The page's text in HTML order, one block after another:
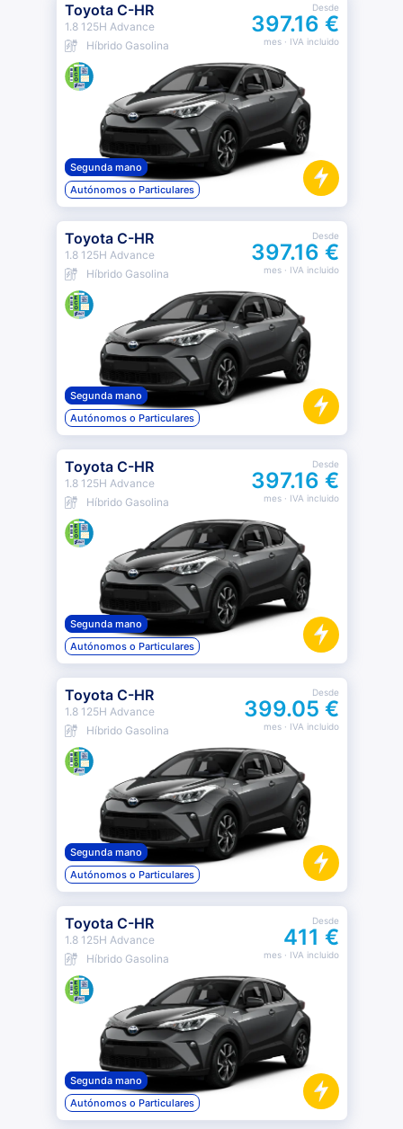
Toyota C-HR
1.8 125H Advance
Híbrido Gasolina
Desde
397.16 €
mes· IVA incluido
Segunda mano
Autónomos o Particulares
Toyota C-HR
1.8 125H Advance
Híbrido Gasolina
Desde
397.16 €
mes· IVA incluido
Segunda mano
Autónomos o Particulares
Toyota C-HR
1.8 125H Advance
Híbrido Gasolina
Desde
397.16 €
mes· IVA incluido
Segunda mano
Autónomos o Particulares
Toyota C-HR
1.8 125H Advance
Híbrido Gasolina
Desde
399.05 €
mes· IVA incluido
Segunda mano
Autónomos o Particulares
Toyota C-HR
1.8 125H Advance
Híbrido Gasolina
Desde
411 €
mes· IVA incluido
Segunda mano
Autónomos o Particulares